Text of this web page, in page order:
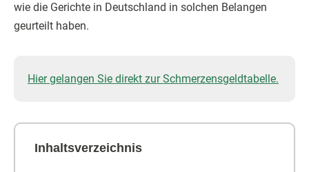
wie die Gerichte in Deutschland in solchen Belangen
geurteilt haben.
Hier gelangen Sie direkt zur Schmerzensgeldtabelle.
Inhaltsverzeichnis